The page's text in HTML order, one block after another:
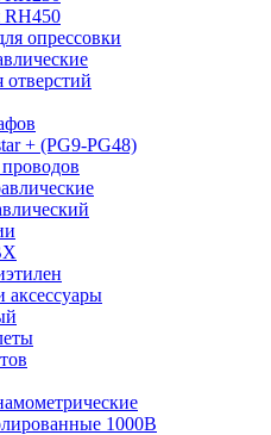
опрессовки
отверстий
+ (PG9-PG48)
1000В